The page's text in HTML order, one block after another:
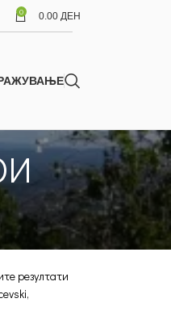
0 0.00 ДЕН
резултати